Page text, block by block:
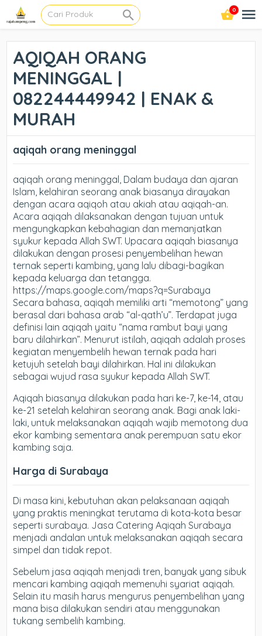
0
AQIQAH ORANG
MENINGGAL |
082244449942 | ENAK &
MURAH
aqiqah orang meninggal
aqiqah orang meninggal, Dalam budaya dan ajaran
Islam, kelahiran seorang anak biasanya dirayakan
dengan acara aqiqoh atau akiah atau aqiqah-an.
Acara aqiqah dilaksanakan dengan tujuan untuk
mengungkapkan kebahagian dan memanjatkan
syukur kepada Allah SWT. Upacara aqiqah biasanya
dilakukan dengan prosesi penyembelihan hewan
ternak seperti kambing, yang lalu dibagi-bagikan
kepada keluarga dan tetangga.
https://maps.google.com/maps?q=Surabaya
Secara bahasa, aqiqah memiliki arti “memotong” yang
berasal dari bahasa arab “al-qath’u”. Terdapat juga
definisi lain aqiqah yaitu “nama rambut bayi yang
baru dilahirkan”. Menurut istilah, aqiqah adalah proses
kegiatan menyembelih hewan ternak pada hari
ketujuh setelah bayi dilahirkan. Hal ini dilakukan
sebagai wujud rasa syukur kepada Allah SWT.
Aqiqah biasanya dilakukan pada hari ke-7, ke-14, atau
ke-21 setelah kelahiran seorang anak. Bagi anak laki-
laki, untuk melaksanakan aqiqah wajib memotong dua
ekor kambing sementara anak perempuan satu ekor
kambing saja.
Harga di Surabaya
Di masa kini, kebutuhan akan pelaksanaan aqiqah
yang praktis meningkat terutama di kota-kota besar
seperti surabaya. Jasa Catering Aqiqah Surabaya
menjadi andalan untuk melaksanakan aqiqah secara
simpel dan tidak repot.
Sebelum jasa aqiqah menjadi tren, banyak yang sibuk
mencari kambing aqiqah memenuhi syariat aqiqah.
Selain itu masih harus mengurus penyembelihan yang
mana bisa dilakukan sendiri atau menggunakan
tukang sembelih kambing.